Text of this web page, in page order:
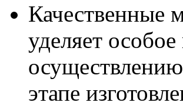
Качественные
уделяет
этапе